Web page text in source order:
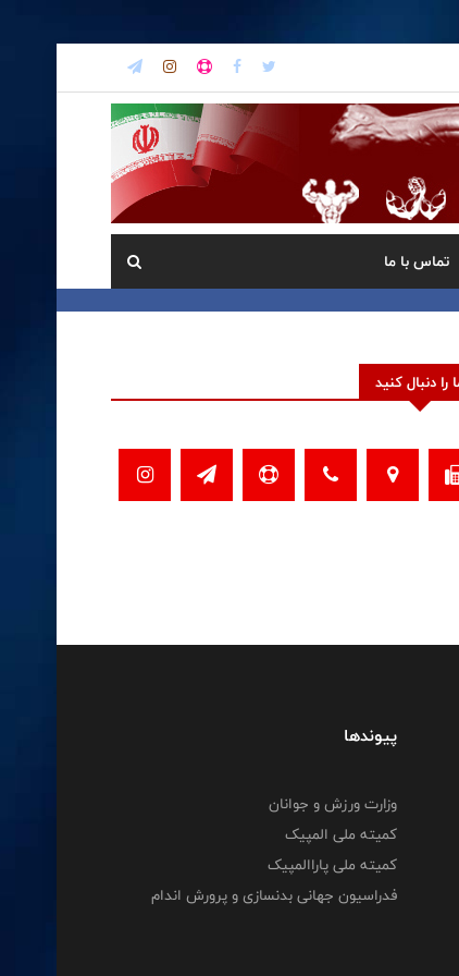
تماس با ما
را دنبال کنید
پیوندها
وزارت ورزش و جوانان
کمیته ملی المپیک
کمیته ملی پاراالمپیک
فدراسیون جهانی بدنسازی و پرورش اندام